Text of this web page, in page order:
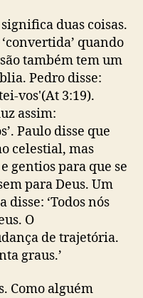
duas coisas.
quando
também tem um
Pedro disse:
vos'(At 3:19).
assim:
Paulo disse que
celestial, mas
gentios para que se
para Deus. Um
disse: ‘Todos nós
O
de trajetória.
graus.’
Como alguém